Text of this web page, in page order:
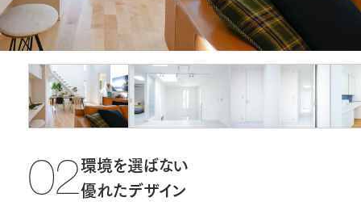
02環境を選ばない
優れたデザイン